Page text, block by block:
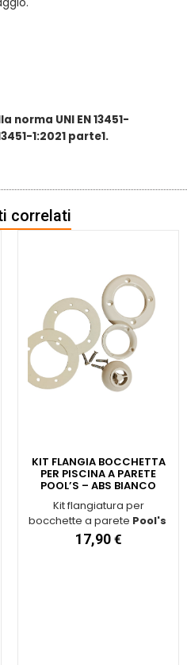
norma UNI EN 13451-
1:2021 parte1.
correlati
KIT FLANGIA BOCCHETTA
PER PISCINA A PARETE
POOL’S – ABS BIANCO
Kit flangiatura per
bocchette a parete Pool's
17,90 €